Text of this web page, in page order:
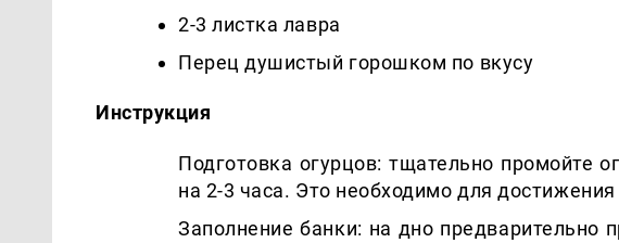
2-3 листка лавра
Перец душистый горошком по вкусу
Инструкция
Подготовка огурцов: тщательно промойте
на 2-3 часа. Это необходимо для
Заполнение банки: на дно предварительно